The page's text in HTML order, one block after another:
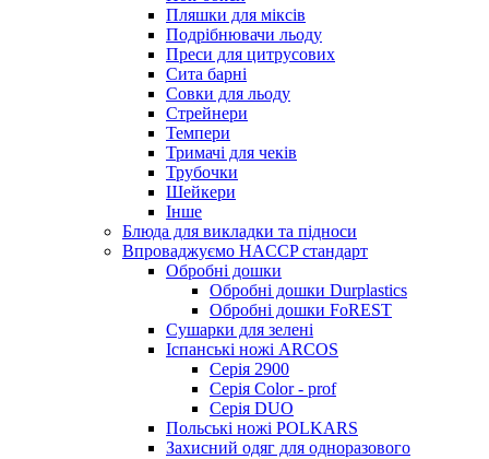
Пляшки для міксів
Подрібнювачи льоду
Преси для цитрусових
Сита барні
Совки для льоду
Стрейнери
Темпери
Тримачі для чеків
Трубочки
Шейкери
Інше
Блюда для викладки та підноси
Впроваджуємо HACCP стандарт
Обробні дошки
Обробні дошки Durplastics
Обробні дошки FoREST
Сушарки для зелені
Іспанські ножі ARCOS
Серія 2900
Серія Color - prof
Серія DUO
Польські ножі POLKARS
Захисний одяг для одноразового